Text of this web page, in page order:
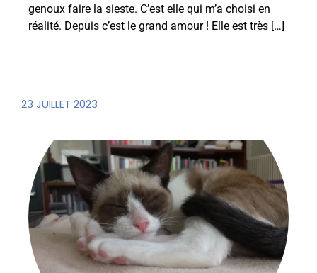
genoux faire la sieste. C’est elle qui m’a choisi en
réalité. Depuis c’est le grand amour ! Elle est très […]
23 JUILLET 2023